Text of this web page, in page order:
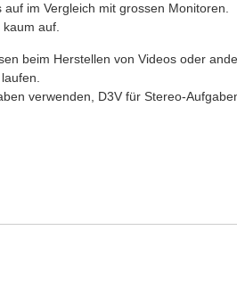
im Vergleich mit grossen Monitoren.
auf.
beim Herstellen von Videos oder
verwenden, D3V für Stereo-